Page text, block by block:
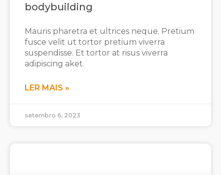
bodybuilding
Mauris pharetra et ultrices neque. Pretium
fusce velit ut tortor pretium viverra
suspendisse. Et tortor at risus viverra
adipiscing aket.
LER MAIS »
setembro 6, 2023